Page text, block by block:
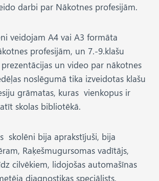
darbi par Nākotnes profesijām.
veidojam A4 vai A3 formāta
profesijām, un 7.-9.klašu
un video par nākotnes
noslēgumā tika izveidotas klašu
grāmatas, kuras vienkopus ir
skolas bibliotēkā.
skolēni bija aprakstījuši, bija
Raķešmugursomas vadītājs,
cilvēkiem, lidojošas automašīnas
diagnostikas speciālists,